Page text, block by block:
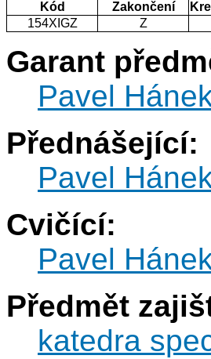
Kód Zakončení
154XIGZ
Z
Garant
Pavel
Přednášející:
Pavel
Cvičící:
Pavel
Předmět
katedra